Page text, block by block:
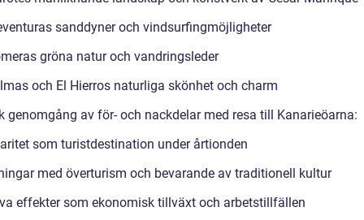
sanddyner och vindsurfingmöjligheter
gröna natur och vandringsleder
och El Hierros naturliga skönhet och charm
genomgång av för- och nackdelar med resa till Kanarieöarna:
som turistdestination under årtionden
med överturism och bevarande av traditionell kultur
effekter som ekonomisk tillväxt och arbetstillfällen